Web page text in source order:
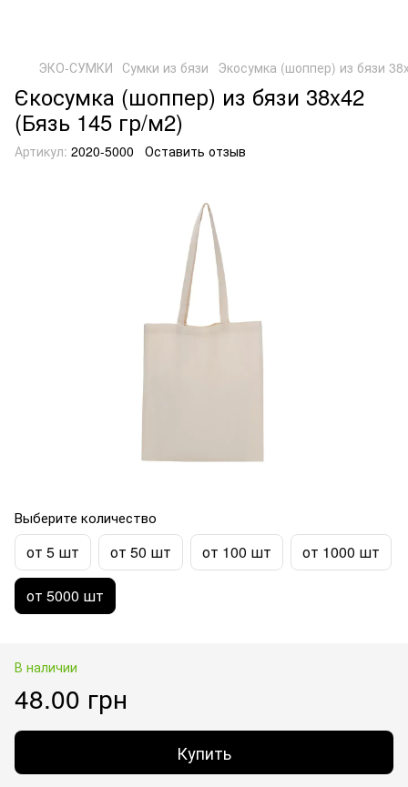
ЭКО-СУМКИ Сумки из бязи Экосумка (шоппер) из бязи
Єкосумка (шоппер) из бязи 38x42
(Бязь 145 гр/м2)
Артикул: 2020-5000 Оставить отзыв
Выберите количество
от 5 шт от 50 шт от 100 шт от 1000 шт
от 5000 шт
В наличии
48.00 грн
Купить